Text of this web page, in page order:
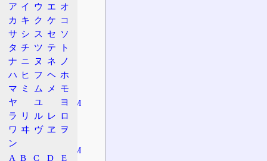
概要
特徴
形状
種類
形態
技術
パラレルDIMM
用途
端子数
シリアルDIMM
ア イ ウ エ オ
カ キ ク ケ コ
サ シ ス セ ソ
タ チ ツ テ
ト
ナ ニ ヌ ネ
ノ
ハ ヒ フ ヘ ホ
マ ミ ム メ
モ
ヤ
ユ
ヨ
ラ
リ ル レ ロ
ワ ヰ ヴ ヱ
ヲ
ン
A B C D
E